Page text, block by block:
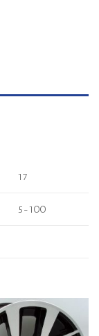
17
5-100